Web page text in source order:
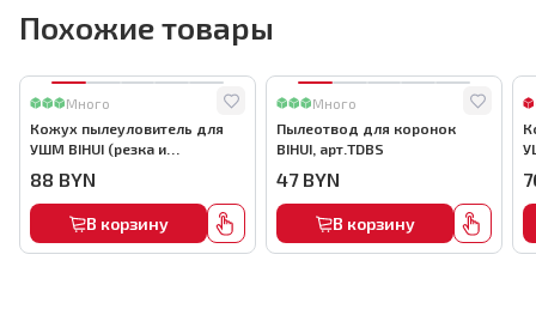
Похожие товары
Много
Кожух пылеуловитель для
УШМ BIHUI (резка и
88 BYN
В корзину
Много
Пылеотвод для коронок
BIHUI, арт.TDBS
47 BYN
В корзину